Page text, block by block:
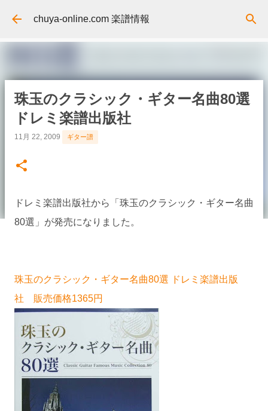
スキップしてメイン コンテンツに移動
chuya-online.com 楽譜情報
珠玉のクラシック・ギター名曲80選
ドレミ楽譜出版社
11月 22, 2009 ギター譜
ドレミ楽譜出版社から「珠玉のクラシック・ギター名曲
80選」が発売になりました。
珠玉のクラシック・ギター名曲80選 ドレミ楽譜出版
社 販売価格1365円